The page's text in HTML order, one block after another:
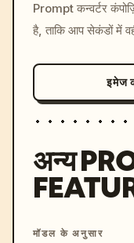
Prompt कन्वर्टर
है, ताकि आप सेकंडों में
इमेज
अन्य
मॉडल के अनुसार